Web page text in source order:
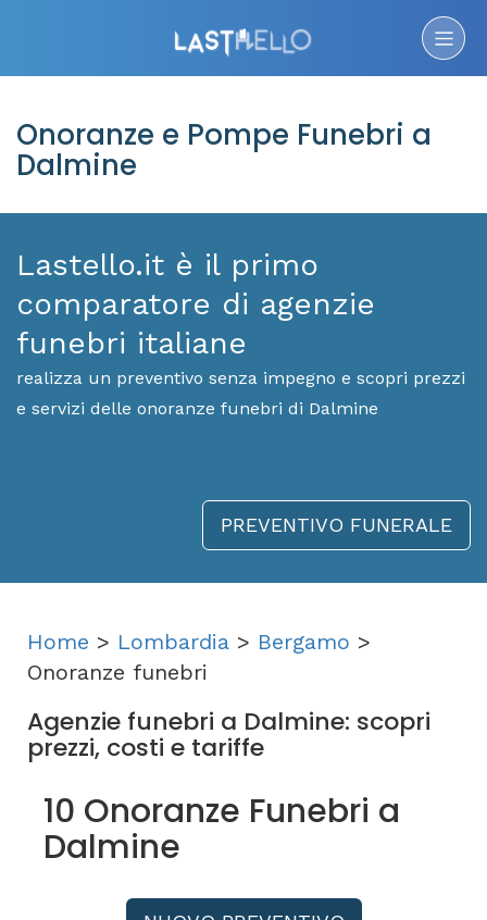
Onoranze e Pompe Funebri a
Dalmine
Lastello.it è il primo
comparatore di agenzie
funebri italiane
realizza un preventivo senza impegno e scopri prezzi
e servizi delle onoranze funebri di Dalmine
PREVENTIVO FUNERALE
Home > Lombardia > Bergamo >
Onoranze funebri
Agenzie funebri a Dalmine: scopri
prezzi, costi e tariffe
10 Onoranze Funebri a
Dalmine